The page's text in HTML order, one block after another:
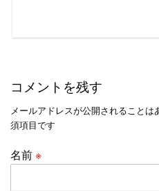
コメントを残す
メールアドレスが公開されることは
須項目です
名前※